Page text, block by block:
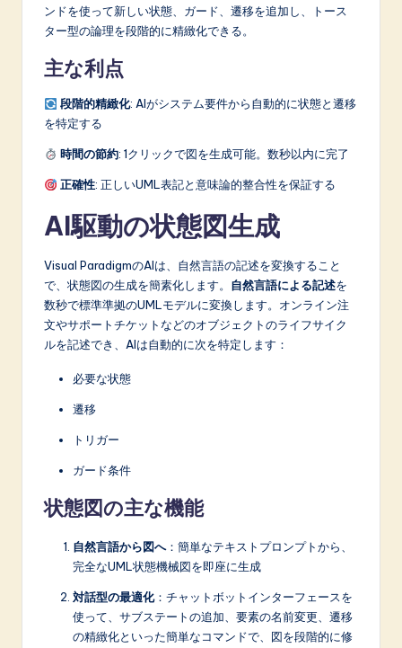
ンドを使って新しい状態、ガード、遷移を追加し、トース
ター型の論理を段階的に精緻化できる。
主な利点
段階的精緻化: AIがシステム要件から自動的に状態と遷移
を特定する
時間の節約: 1クリックで図を生成可能。数秒以内に完了
正確性: 正しいUML表記と意味論的整合性を保証する
AI駆動の状態図生成
Visual ParadigmのAIは、自然言語の記述を変換すること
で、状態図の生成を簡素化します。 自然言語による記述を
数秒で標準準拠のUMLモデルに変換します。オンライン注
文やサポートチケットなどのオブジェクトのライフサイク
ルを記述でき、AIは自動的に次を特定します：
必要な状態
遷移
トリガー
ガード条件
状態図の主な機能
自然言語から図へ：簡単なテキストプロンプトから、
完全なUML状態機械図を即座に生成
対話型の最適化：チャットボットインターフェースを
使って、サブステートの追加、要素の名前変更、遷移
の精緻化といった簡単なコマンドで、図を段階的に修